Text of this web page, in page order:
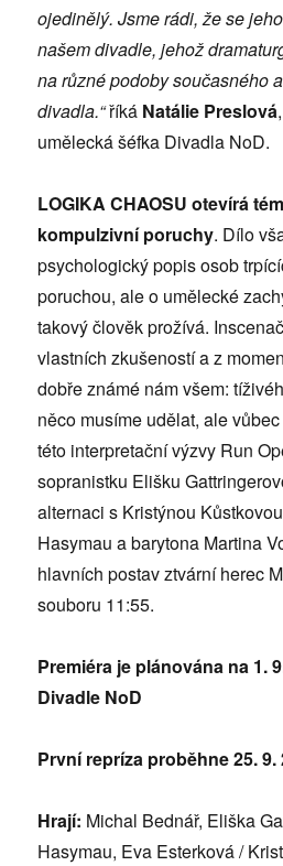
ojedinělý. Jsme rádi, že se
našem divadle, jehož
na různé podoby současného
divadla.“říká Natálie Preslová
umělecká šéfka Divadla NoD.
LOGIKA CHAOSU otevírá
kompulzivní poruchy. Dílo
psychologický popis osob
poruchou, ale o umělecké
takový člověk prožívá.
vlastních zkušeností a z
dobře známé nám všem:
něco musíme udělat, ale
této interpretační výzvy Run
sopranistku Elišku
alternaci s Kristýnou
Hasymau a barytona Martina
hlavních postav ztvární herec
souboru 11:55.
Premiéra je plánována na 1.
Divadle NoD
První repríza proběhne 25. 9.
Hrají: Michal Bednář, Eliška
Hasymau, Eva Esterková /